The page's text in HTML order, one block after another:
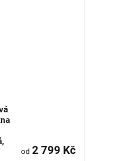
od2 799 Kč